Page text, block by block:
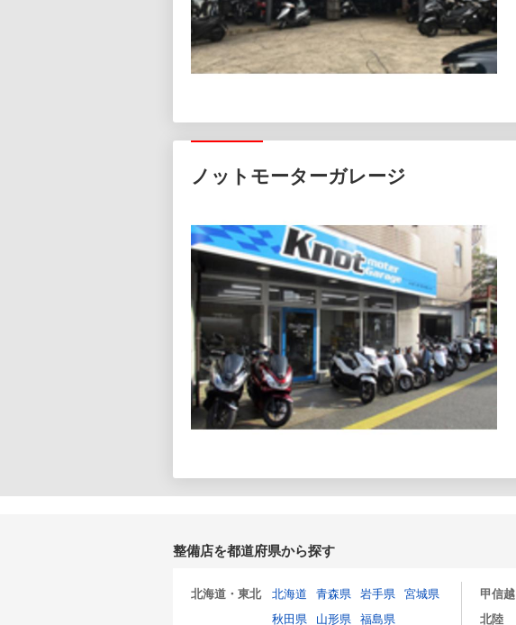
ノットモーターガレージ
整備店を都道府県から探す
北海道・東北 北海道 青森県 岩手県
宮城県
秋田県
山形県
福島県
甲信越
北陸